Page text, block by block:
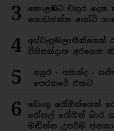
3
කොළඹට වතුර දෙන
ගොඩගන්න කෝටි
4
අස්වැසුමලාභීන්ගෙන්
විසිපන්දාහ අරගෙන
5
අනුර - පහින්ද -
පෙරහරේ එකට
6
ඩෙංගු රෝගීන්ගෙන්
රෝහල් රෝගීන් බාර
මඬින්න උපරිම